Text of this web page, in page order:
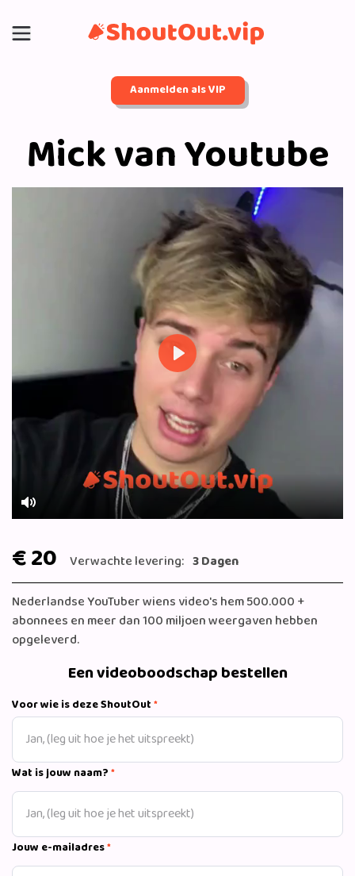
Aanmelden als VIP
Mick van Youtube
Mute
Play
€ 20 Verwachte levering: 3 Dagen
Nederlandse YouTuber wiens video's hem 500.000 +
abonnees en meer dan 100 miljoen weergaven hebben
opgeleverd.
Een videoboodschap bestellen
Voor wie is deze ShoutOut*
Wat is jouw naam?*
Jouw e-mailadres*